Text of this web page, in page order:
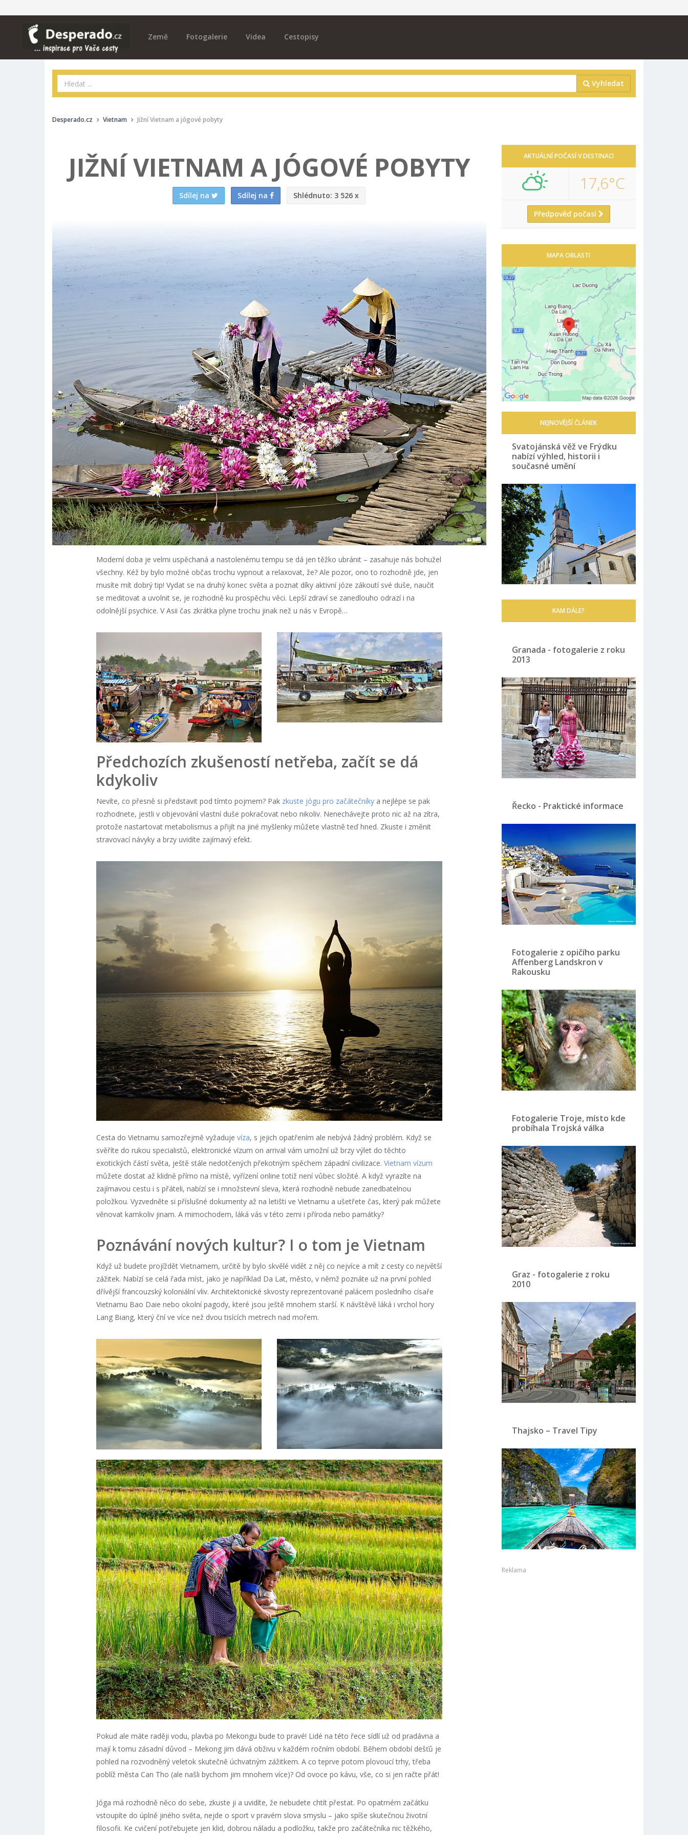
Země Fotogalerie Videa Cestopisy
Vyhledat
Desperado.cz Vietnam Jižní Vietnam a jógové pobyty
JIŽNÍ VIETNAM A JÓGOVÉ POBYTY
Sdílej na Sdílej na Shlédnuto: 3 526 x
Moderní doba je velmi uspěchaná a nastolenému tempu se dá jen těžko ubránit – zasahuje nás bohužel
všechny. Kéž by bylo možné občas trochu vypnout a relaxovat, že? Ale pozor, ono to rozhodně jde, jen
musíte mít dobrý tip! Vydat se na druhý konec světa a poznat díky aktivní józe zákoutí své duše, naučit
se meditovat a uvolnit se, je rozhodně ku prospěchu věci. Lepší zdraví se zanedlouho odrazí i na
odolnější psychice. V Asii čas zkrátka plyne trochu jinak než u nás v Evropě…
Předchozích zkušeností netřeba, začít se dá
kdykoliv
Nevíte, co přesně si představit pod tímto pojmem? Pak zkuste jógu pro začátečníkya nejlépe se pak
rozhodnete, jestli v objevování vlastní duše pokračovat nebo nikoliv. Nenechávejte proto nic až na zítra,
protože nastartovat metabolismus a přijít na jiné myšlenky můžete vlastně teď hned. Zkuste i změnit
stravovací návyky a brzy uvidíte zajímavý efekt.
Cesta do Vietnamu samozřejmě vyžaduje víza, s jejich opatřením ale nebývá žádný problém. Když se
svěříte do rukou specialistů, elektronické vízum on arrival vám umožní už brzy výlet do těchto
exotických částí světa, ještě stále nedotčených překotným spěchem západní civilizace. Vietnam vízum
můžete dostat až klidně přímo na místě, vyřízení online totiž není vůbec složité. A když vyrazíte na
zajímavou cestu i s přáteli, nabízí se i množstevní sleva, která rozhodně nebude zanedbatelnou
položkou. Vyzvedněte si příslušné dokumenty až na letišti ve Vietnamu a ušetřete čas, který pak můžete
věnovat kamkoliv jinam. A mimochodem, láká vás v této zemi i příroda nebo památky?
Poznávání nových kultur? I o tom je Vietnam
Když už budete projíždět Vietnamem, určitě by bylo skvělé vidět z něj co nejvíce a mít z cesty co největší
zážitek. Nabízí se celá řada míst, jako je například Da Lat, město, v němž poznáte už na první pohled
dřívější francouzský koloniální vliv. Architektonické skvosty reprezentované palácem posledního císaře
Vietnamu Bao Daie nebo okolní pagody, které jsou ještě mnohem starší. K návštěvě láká i vrchol hory
Lang Biang, který ční ve více než dvou tisících metrech nad mořem.
Pokud ale máte raději vodu, plavba po Mekongu bude to pravé! Lidé na této řece sídlí už od pradávna a
mají k tomu zásadní důvod – Mekong jim dává obživu v každém ročním období. Během období dešťů je
pohled na rozvodněný veletok skutečně úchvatným zážitkem. A co teprve potom plovoucí trhy, třeba
poblíž města Can Tho (ale našli bychom jim mnohem více)? Od ovoce po kávu, vše, co si jen račte přát!
Jóga má rozhodně něco do sebe, zkuste ji a uvidíte, že nebudete chtít přestat. Po opatrném začátku
vstoupíte do úplně jiného světa, nejde o sport v pravém slova smyslu – jako spíše skutečnou životní
filosofii. Ke cvičení potřebujete jen klid, dobrou náladu a podložku, takže pro začátečníka nic těžkého,
AKTUÁLNÍ POČASÍ V DESTINACI
17,6°C
Předpověď počasí
MAPA OBLASTI
NEJNOVĚJŠÍ ČLÁNEK
Svatojánská věž ve Frýdku
nabízí výhled, historii i
současné umění
KAM DÁLE?
Granada - fotogalerie z roku
2013
Řecko - Praktické informace
Fotogalerie z opičího parku
Affenberg Landskron v
Rakousku
Fotogalerie Troje, místo kde
probíhala Trojská válka
Graz - fotogalerie z roku
2010
Thajsko – Travel Tipy
Reklama